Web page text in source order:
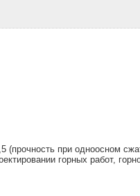
(прочность при одноосном
горных работ,